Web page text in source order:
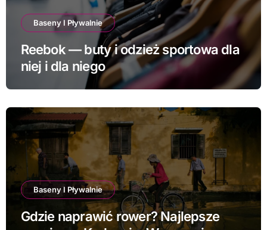
Baseny I Pływalnie
Reebok — buty i odzież sportowa dla
niej i dla niego
Baseny I Pływalnie
Gdzie naprawić rower? Najlepsze